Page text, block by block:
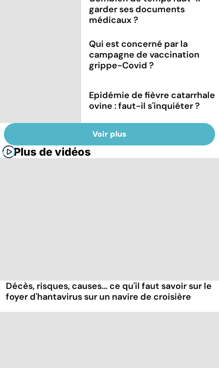
garder ses documents
médicaux ?
Qui est concerné par la
campagne de vaccination
grippe-Covid ?
Epidémie de fièvre catarrhale
ovine : faut-il s'inquiéter ?
Voir plus
Plus de vidéos
Décès, risques, causes... ce qu'il faut savoir sur le
foyer d'hantavirus sur un navire de croisière